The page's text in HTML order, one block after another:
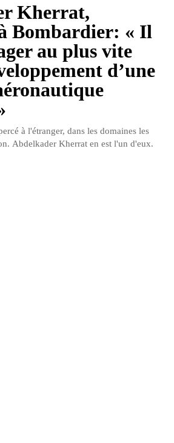
Kherrat,
Bombardier: « Il
au plus vite
d’une
à l'étranger, dans les domaines les
Abdelkader Kherrat en est l'un d'eux.